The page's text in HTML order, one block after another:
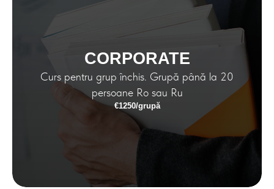
CORPORATE
Curs pentru grup închis. Grupă până la 20
persoane Ro sau Ru
€1250/grupă